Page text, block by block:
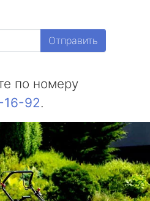
Отправить
по номеру
16-92.